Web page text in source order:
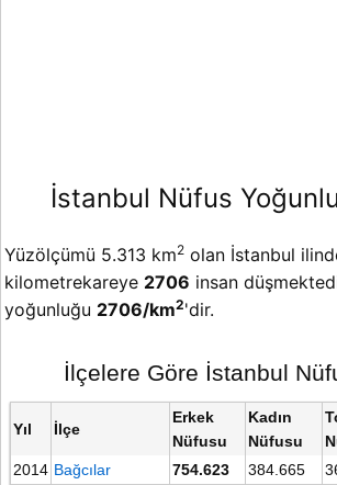
İstanbul Nüfus
Yüzölçümü 5.313 km2 olan İstanbul
kilometrekareye 2706 insan
yoğunluğu 2706/km2'dir.
İlçelere Göre İstanbul
Yıl İlçe
Erkek
Nüfusu
Kadın
Nüfusu
2014 Bağcılar 754.623 384.665